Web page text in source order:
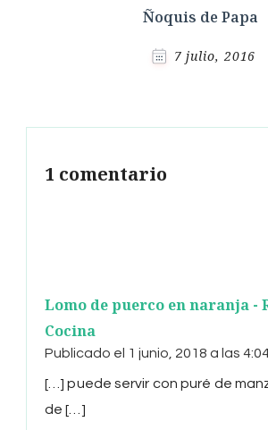
Ñoquis de Papa
7 julio, 2016
1 comentario
Lomo de puerco en naranja -
Cocina
Publicado el 1 junio, 2018 a las
[…] puede servir con puré de
de […]